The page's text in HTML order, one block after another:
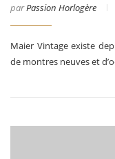
parPassion Horlogère
Maier Vintage existe
de montres neuves et